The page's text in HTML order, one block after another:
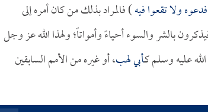
ولا تقعوا فيه) فالمراد بذلك من كان أمره إلى
بالشر والسوء أحياءً وأمواتاً؛ ولهذا الله عز وجل
عليه وسلم كـأبي لهب، أو غيره من الأمم السابقين